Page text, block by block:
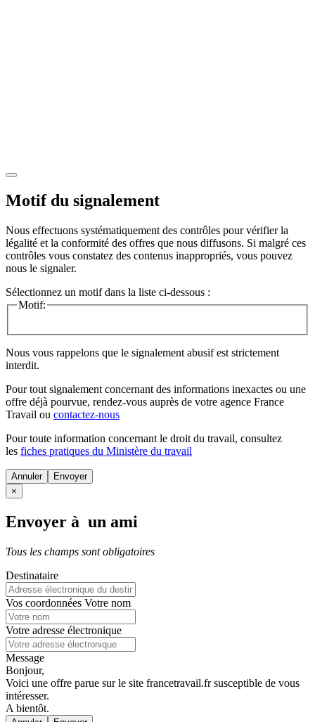
Motif du signalement
Nous effectuons systématiquement des contrôles pour vérifier la
légalité et la conformité des offres que nous diffusons. Si malgré ces
contrôles vous constatez des contenus inappropriés, vous pouvez
nous le signaler.
Sélectionnez un motif dans la liste ci-dessous :
Motif:
Nous vous rappelons que le signalement abusif est strictement
interdit.
Pour tout signalement concernant des informations inexactes ou une
offre déjà pourvue, rendez-vous auprès de votre agence France
Travail ou contactez-nous
Pour toute information concernant le droit du travail, consultez
les fiches pratiques du Ministère du travail
Annuler
×
Envoyer à un ami
Tous les champs sont obligatoires
Destinataire
Vos coordonnées Votre nom
Votre adresse électronique
Message
Bonjour,
Voici une offre parue sur le site francetravail.fr susceptible de vous
intéresser.
A bientôt.